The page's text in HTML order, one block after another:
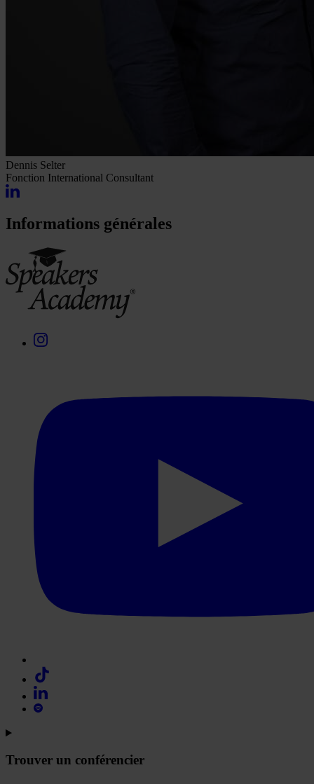
Dennis Selter
Fonction International Consultant
Informations générales
Trouver un conférencier